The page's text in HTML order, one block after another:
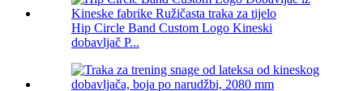
Hip Circle Band Custom Logo Kineski
dobavljač P...